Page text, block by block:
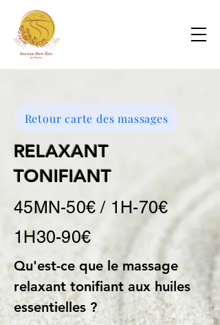
Retour carte des massages
RELAXANT
TONIFIANT
45MN-50€ / 1H-70€
1H30-90€
Qu'est-ce que le massage
relaxant tonifiant aux huiles
essentielles ?